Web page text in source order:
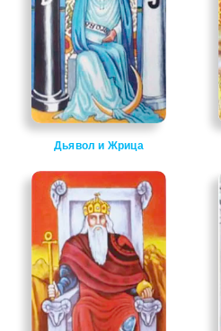
Дьявол и Жрица